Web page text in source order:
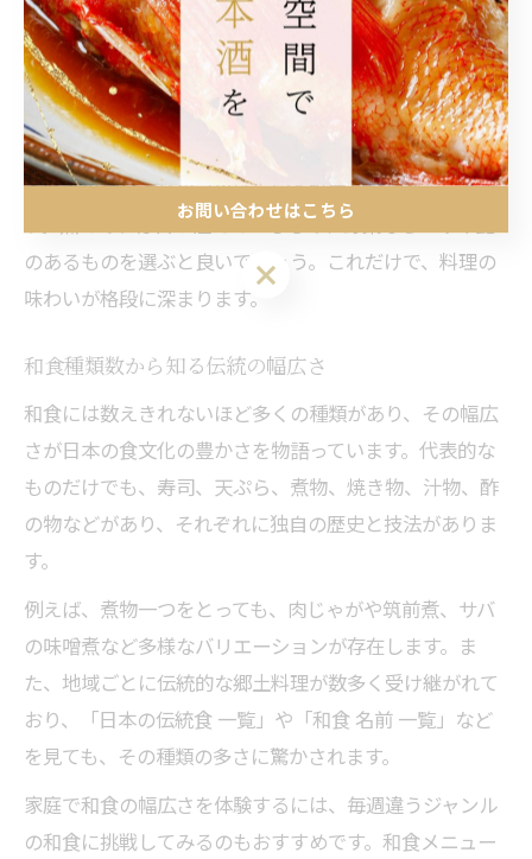
特色ある食材や郷土料理が発展してきました。例えば、
春は筍や菜の花、夏は鮎や枝豆、秋は松茸や栗、冬は大
根や牡蠣など、四季折々の味覚を楽しむことができま
す。
家庭での食材選びのコツは、旬と鮮度を見極めることで
す。魚であれば目が澄んでいるもの、野菜ならハリや艶
のあるものを選ぶと良いでしょう。これだけで、料理の
味わいが格段に深まります。
和食種類数から知る伝統の幅広さ
和食には数えきれないほど多くの種類があり、その幅広
さが日本の食文化の豊かさを物語っています。代表的な
ものだけでも、寿司、天ぷら、煮物、焼き物、汁物、酢
の物などがあり、それぞれに独自の歴史と技法がありま
す。
例えば、煮物一つをとっても、肉じゃがや筑前煮、サバ
の味噌煮など多様なバリエーションが存在します。ま
た、地域ごとに伝統的な郷土料理が数多く受け継がれて
おり、「日本の伝統食 一覧」や「和食 名前 一覧」など
を見ても、その種類の多さに驚かされます。
家庭で和食の幅広さを体験するには、毎週違うジャンル
の和食に挑戦してみるのもおすすめです。和食メニュー
お問い合わせはこちら
お問い合わせはこちら